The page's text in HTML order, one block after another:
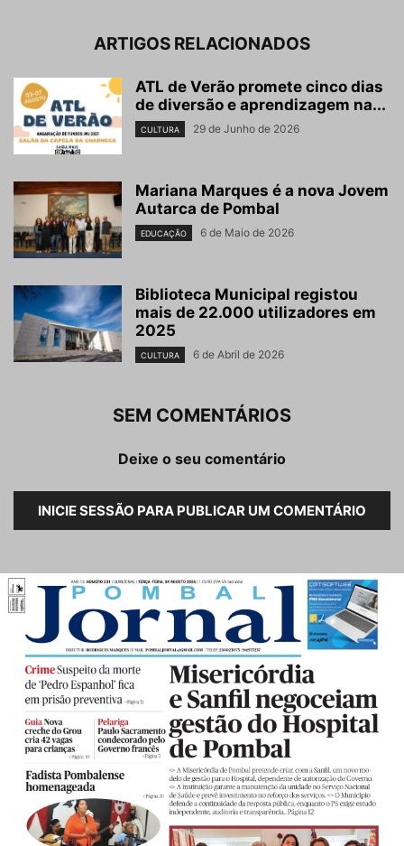
ARTIGOS RELACIONADOS
ATL de Verão promete cinco dias
de diversão e aprendizagem na...
CULTURA 29 de Junho de 2026
Mariana Marques é a nova Jovem
Autarca de Pombal
EDUCAÇÃO 6 de Maio de 2026
Biblioteca Municipal registou
mais de 22.000 utilizadores em
2025
CULTURA 6 de Abril de 2026
SEM COMENTÁRIOS
Deixe o seu comentário
INICIE SESSÃO PARA PUBLICAR UM COMENTÁRIO